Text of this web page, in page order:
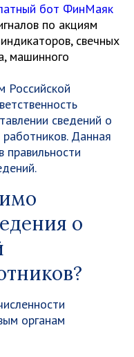
бот ФинМаяк
по акциям
свечных
машинного
Российской
сведений о
Данная
правильности
о
органам